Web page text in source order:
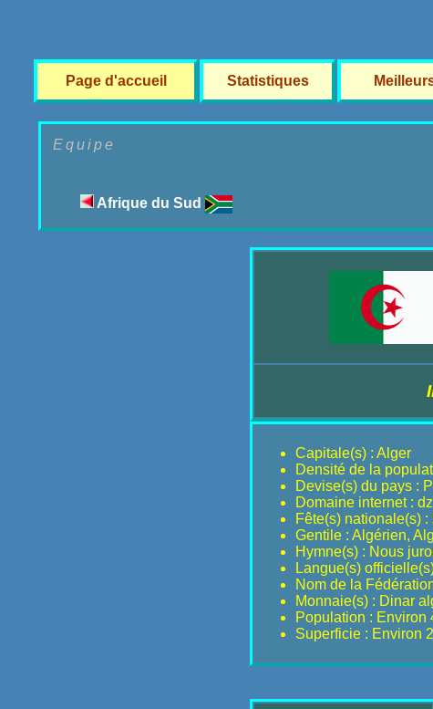
Page d'accueil Statistiques
Equipe
Afrique du Sud
Capitale(s) : Alger
Densité de la
Devise(s) du pays :
Domaine internet : dz
Fête(s) nationale(s)
Gentile : Algérien,
Hymne(s) : Nous
Langue(s)
Nom de la
Monnaie(s) : Dinar
Population : Environ
Superficie : Environ